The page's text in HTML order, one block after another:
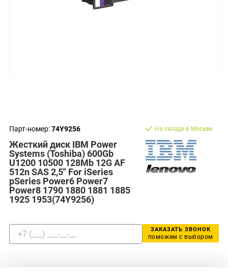
Парт-номер:74Y9256
Жесткий диск IBM Power
Systems (Toshiba) 600Gb
U1200 10500 128Mb 12G AF
512n SAS 2,5" For iSeries
pSeries Power6 Power7
Power8 1790 1880 1881 1885
1925 1953(74Y9256)
На складе в Москве
ЗАКАЗАТЬ ЗВОНОК
поможем с выбором